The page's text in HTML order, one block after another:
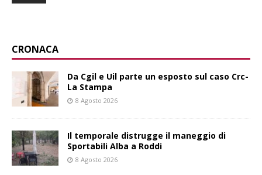
CRONACA
Da Cgil e Uil parte un esposto sul caso Crc-
La Stampa
8 Agosto 2026
Il temporale distrugge il maneggio di
Sportabili Alba a Roddi
8 Agosto 2026